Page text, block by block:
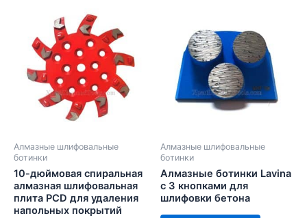
Алмазные шлифовальные
ботинки
10-дюймовая спиральная
алмазная шлифовальная
плита PCD для удаления
напольных покрытий
Алмазные шлифовальные
ботинки
Алмазные ботинки Lavina
с 3 кнопками для
шлифовки бетона